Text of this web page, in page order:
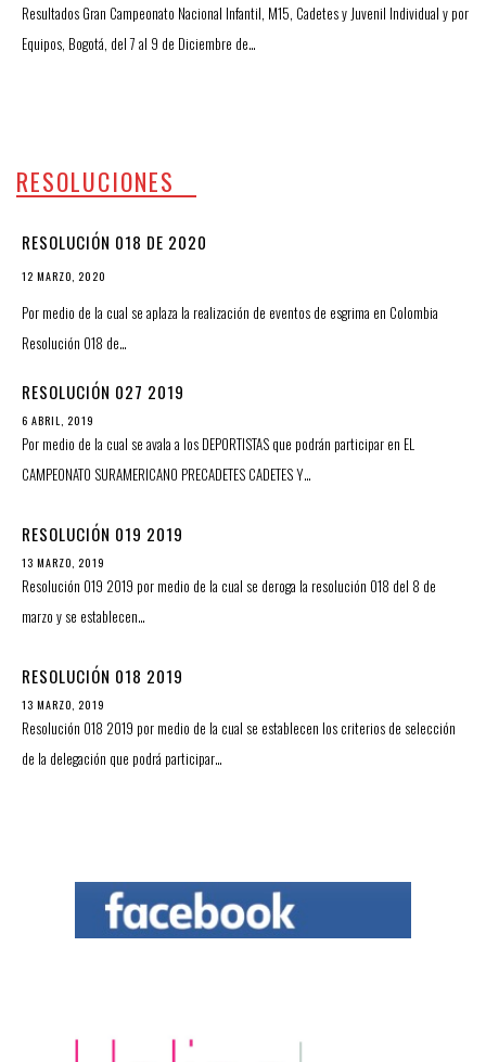
Resultados Gran Campeonato Nacional Infantil, M15, Cadetes y Juvenil Individual y por
Equipos, Bogotá, del 7 al 9 de Diciembre de…
RESOLUCIONES
RESOLUCIÓN 018 DE 2020
12 MARZO, 2020
Por medio de la cual se aplaza la realización de eventos de esgrima en Colombia
Resolución 018 de…
RESOLUCIÓN 027 2019
6 ABRIL, 2019
Por medio de la cual se avala a los DEPORTISTAS que podrán participar en EL
CAMPEONATO SURAMERICANO PRECADETES CADETES Y…
RESOLUCIÓN 019 2019
13 MARZO, 2019
Resolución 019 2019 por medio de la cual se deroga la resolución 018 del 8 de
marzo y se establecen…
RESOLUCIÓN 018 2019
13 MARZO, 2019
Resolución 018 2019 por medio de la cual se establecen los criterios de selección
de la delegación que podrá participar…